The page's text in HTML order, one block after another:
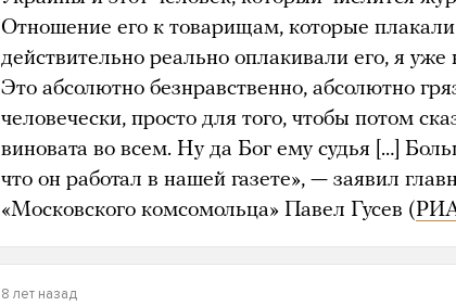
Отношение его к товарищам, которые
действительно реально оплакивали его, я
Это абсолютно безнравственно, абсолютно
человечески, просто для того, чтобы потом
виновата во всем. Ну да Бог ему судья […]
что он работал в нашей газете», — заявил
«Московского комсомольца» Павел Гусев (
8 лет назад